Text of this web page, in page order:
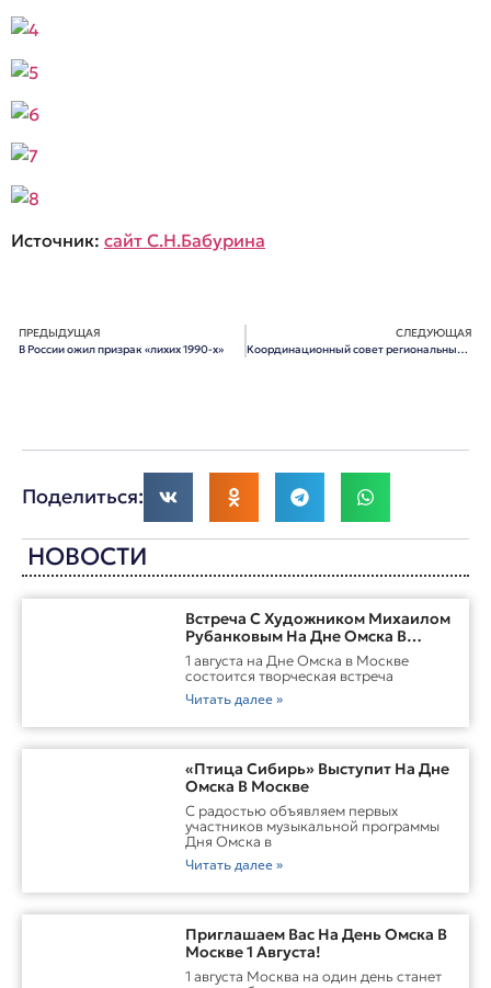
Источник: сайт С.Н.Бабурина
ПРЕДЫДУЩАЯ
В России ожил призрак «лихих 1990-х»
СЛЕДУЮЩАЯ
Координационный совет региональных землячеств Москвы подвел итоги работы в 2015
Поделиться:
НОВОСТИ
Встреча С Художником Михаилом
Рубанковым На Дне Омска В
Москве
1 августа на Дне Омска в Москве
состоится творческая встреча
Читать далее »
«Птица Сибирь» Выступит На Дне
Омска В Москве
С радостью объявляем первых
участников музыкальной программы
Дня Омска в
Читать далее »
Приглашаем Вас На День Омска В
Москве 1 Августа!
1 августа Москва на один день станет